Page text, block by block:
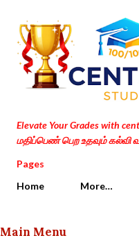
Skip
Elevate Your Grades with
மதிப்பெண் பெற உதவும்
Pages
Home
More…
Main Menu